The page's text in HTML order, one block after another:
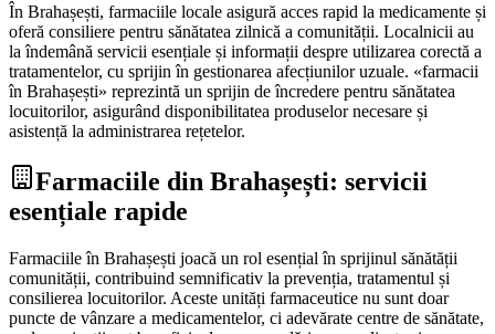
În Brahașești, farmaciile locale asigură acces rapid la medicamente și
oferă consiliere pentru sănătatea zilnică a comunității. Localnicii au
la îndemână servicii esențiale și informații despre utilizarea corectă a
tratamentelor, cu sprijin în gestionarea afecțiunilor uzuale. «farmacii
în Brahașești» reprezintă un sprijin de încredere pentru sănătatea
locuitorilor, asigurând disponibilitatea produselor necesare și
asistență la administrarea rețetelor.
Farmaciile din Brahașești: servicii
esențiale rapide
Farmaciile în Brahașești joacă un rol esențial în sprijinul sănătății
comunității, contribuind semnificativ la prevenția, tratamentul și
consilierea locuitorilor. Aceste unități farmaceutice nu sunt doar
puncte de vânzare a medicamentelor, ci adevărate centre de sănătate,